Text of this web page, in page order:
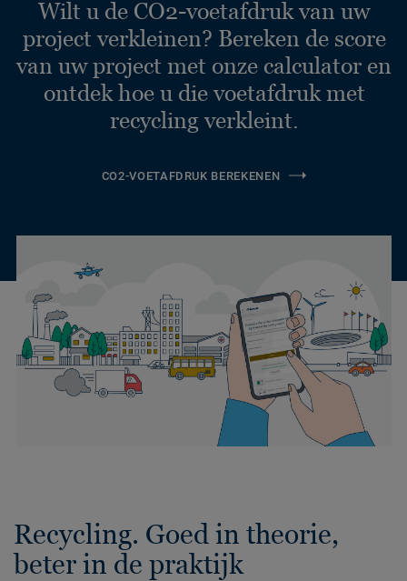
Wilt u de CO2-voetafdruk van uw
project verkleinen? Bereken de score
van uw project met onze calculator en
ontdek hoe u die voetafdruk met
recycling verkleint.
CO2-VOETAFDRUK BEREKENEN
Recycling. Goed in theorie,
beter in de praktijk